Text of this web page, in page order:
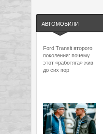
АВТОМОБИЛИ
Ford Transit второго
поколения: почему
этот «работяга» жив
до сих пор